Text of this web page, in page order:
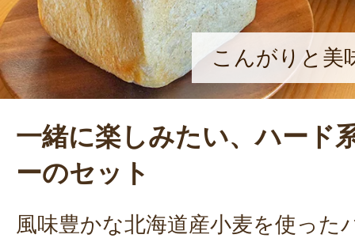
こんがりと美
一緒に楽しみたい、ハード
ーのセット
風味豊かな北海道産小麦を使った